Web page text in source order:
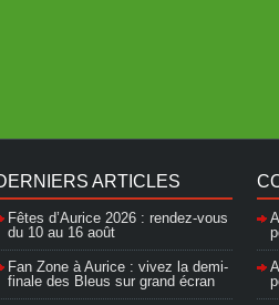
ARTICLES
Fêtes d’Aurice 2026 : rendez-vous
du 10 au 16 août
Fan Zone à Aurice : vivez la demi-
finale des Bleus sur grand écran